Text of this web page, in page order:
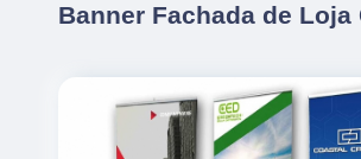
Banner Fachada de Loja